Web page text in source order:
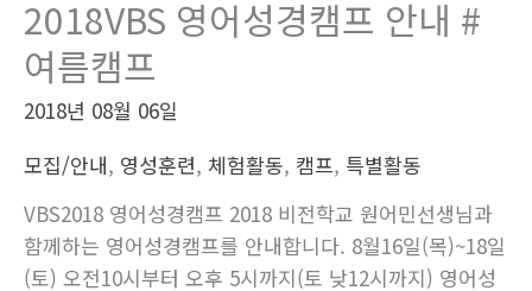
2018VBS 영어성경캠프 안내 #
여름캠프
2018년 08월 06일
모집/안내, 영성훈련, 체험활동, 캠프, 특별활동
VBS2018 영어성경캠프 2018 비전학교 원어민선생님과
함께하는 영어성경캠프를 안내합니다. 8월16일(목)~18일
(토) 오전10시부터 오후 5시까지(토 낮12시까지) 영어성